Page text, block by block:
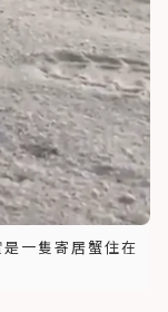
一隻寄居蟹住在